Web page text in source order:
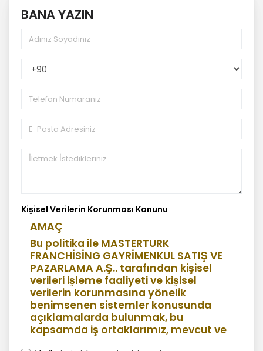
BANA YAZIN
PhoneNumberCountryPhoneCode
Kişisel Verilerin Korunması Kanunu
AMAÇ
Bu politika ile MASTERTURK
FRANCHİSİNG GAYRİMENKUL SATIŞ VE
PAZARLAMA A.Ş.. tarafından kişisel
verileri işleme faaliyeti ve kişisel
verilerin korunmasına yönelik
benimsenen sistemler konusunda
açıklamalarda bulunmak, bu
kapsamda iş ortaklarımız, mevcut ve